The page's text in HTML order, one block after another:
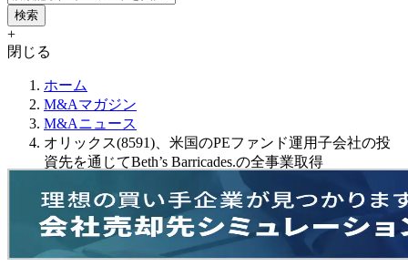
+
閉じる
ホーム
M&Aマガジン
M&Aニュース
オリックス(8591)、米国のPEファンド運用子会社の投
資先を通じてBeth’s Barricades.の全事業取得